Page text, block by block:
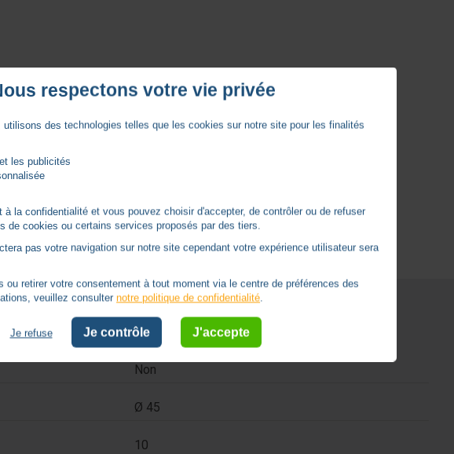
Caractéristiques
Non
Ø 45
10
respectons votre vie privée
utilisons des technologies telles que les cookies sur notre site pour les finalités
les publicités
à la confidentialité et vous pouvez choisir d'accepter, de contrôler ou de refuser
de cookies ou certains services proposés par des tiers.
pas votre navigation sur notre site cependant votre expérience utilisateur sera
ou retirer votre consentement à tout moment via le centre de préférences des
veuillez consulternotre politique de confidentialité.
Je refuse Je contrôle J'accepte